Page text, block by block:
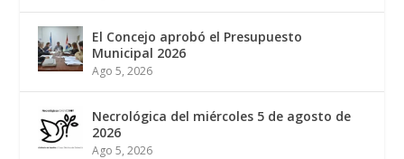
El Concejo aprobó el Presupuesto
Municipal 2026
Ago 5, 2026
Necrológica del miércoles 5 de agosto de
2026
Ago 5, 2026